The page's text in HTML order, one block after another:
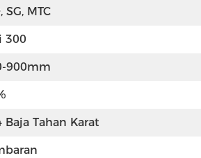
SG, MTC
300
900mm
Baja Tahan Karat